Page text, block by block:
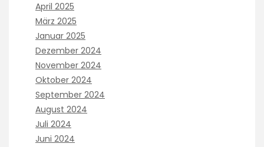
April 2025
März 2025
Januar 2025
Dezember 2024
November 2024
Oktober 2024
September 2024
August 2024
Juli 2024
Juni 2024